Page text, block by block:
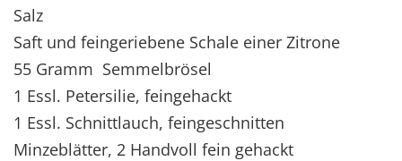
Salz
Saft und feingeriebene Schale einer Zitrone
55 Gramm Semmelbrösel
1 Essl. Petersilie, feingehackt
1 Essl. Schnittlauch, feingeschnitten
Minzeblätter, 2 Handvoll fein gehackt